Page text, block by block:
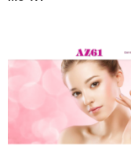
Tên miền Việt
Hosting 2GB
Hosting 4GB